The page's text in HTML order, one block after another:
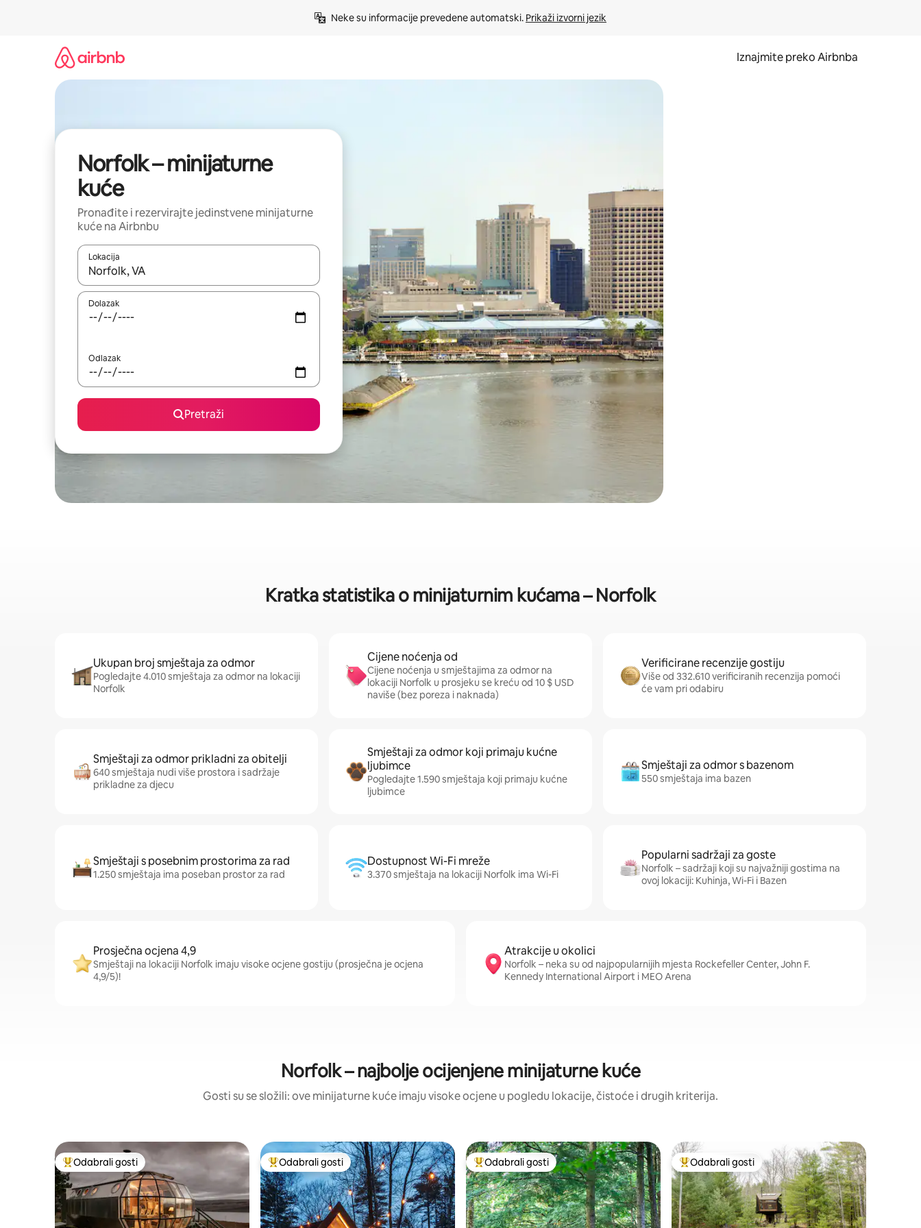
Neke su informacije prevedene automatski. Prikaži izvorni jezik
Iznajmite preko Airbnba
Norfolk – minijaturne
kuće
Pronađite i rezervirajte jedinstvene minijaturne
kuće na Airbnbu
Lokacija
Kada budu dostupni rezultati, moći ćete ih pregledati koristeći se strelicama prema gore i prema dolje, kao i dodirom ili prelaskom prstom po zaslonu.
Dolazak
Odlazak
Pretraži
Kratka statistika o minijaturnim kućama – Norfolk
Ukupan broj smještaja za odmor
Pogledajte 4.010 smještaja za odmor na lokaciji
Norfolk
Cijene noćenja od
Cijene noćenja u smještajima za odmor na
lokaciji Norfolk u prosjeku se kreću od 10 $ USD
naviše (bez poreza i naknada)
Verificirane recenzije gostiju
Više od 332.610 verificiranih recenzija pomoći
će vam pri odabiru
Smještaji za odmor prikladni za obitelji
640 smještaja nudi više prostora i sadržaje
prikladne za djecu
Smještaji za odmor koji primaju kućne
ljubimce
Pogledajte 1.590 smještaja koji primaju kućne
ljubimce
Smještaji za odmor s bazenom
550 smještaja ima bazen
Smještaji s posebnim prostorima za rad
1.250 smještaja ima poseban prostor za rad
Dostupnost Wi-Fi mreže
3.370 smještaja na lokaciji Norfolk ima Wi-Fi
Popularni sadržaji za goste
Norfolk – sadržaji koji su najvažniji gostima na
ovoj lokaciji: Kuhinja, Wi-Fi i Bazen
Prosječna ocjena 4,9
Smještaji na lokaciji Norfolk imaju visoke ocjene gostiju (prosječna je ocjena
4,9/5)!
Atrakcije u okolici
Norfolk – neka su od najpopularnijih mjesta Rockefeller Center, John F.
Kennedy International Airport i MEO Arena
Norfolk – najbolje ocijenjene minijaturne kuće
Gosti su se složili: ove minijaturne kuće imaju visoke ocjene u pogledu lokacije, čistoće i drugih kriterija.
Među najviše rangiranima s oznakom „Odabrali gosti”
Odabrali gosti Među najviše rangiranima s oznakom „Odabrali gosti”
Odabrali gosti Među najviše rangiranima s oznakom „Odabrali gosti”
Odabrali gosti Među najviše rangiranima s oznakom „Odabrali gosti”
Odabrali gosti